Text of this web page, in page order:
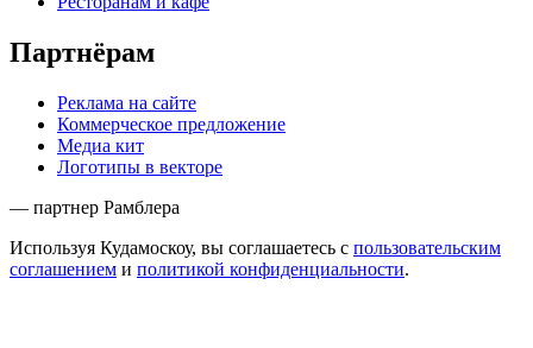
Партнёрам
Реклама на сайте
Коммерческое предложение
Медиа кит
Логотипы в векторе
— партнер Рамблера
Используя Кудамоскоу, вы соглашаетесь с пользовательским
соглашением и политикой конфиденциальности.